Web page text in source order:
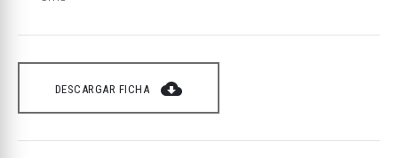
DESCARGAR FICHA cloud_download